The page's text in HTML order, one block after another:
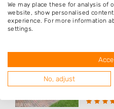
Populaire
We may place these for analysis of
website, show personalised
experience. For more information
settings.
No, adjust